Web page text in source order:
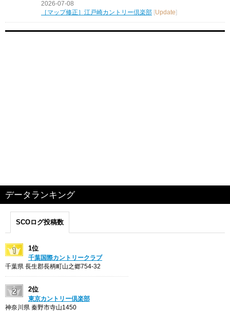
2026-07-08
［マップ修正］江戸崎カントリー倶楽部 Update
データランキング
SCOログ投稿数
1位
千葉国際カントリークラブ
千葉県 長生郡長柄町山之郷754-32
2位
東京カントリー倶楽部
神奈川県 秦野市寺山1450